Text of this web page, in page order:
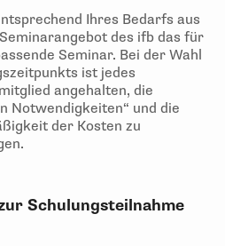
Ihres Bedarfs aus
des ifb das für
Seminar. Bei der Wahl
ist jedes
angehalten, die
Notwendigkeiten“ und die
der Kosten zu
Schulungsteilnahme